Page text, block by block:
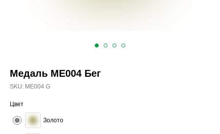
Медаль ME004 Бег
SKU: ME004 G
Цвет
Золото